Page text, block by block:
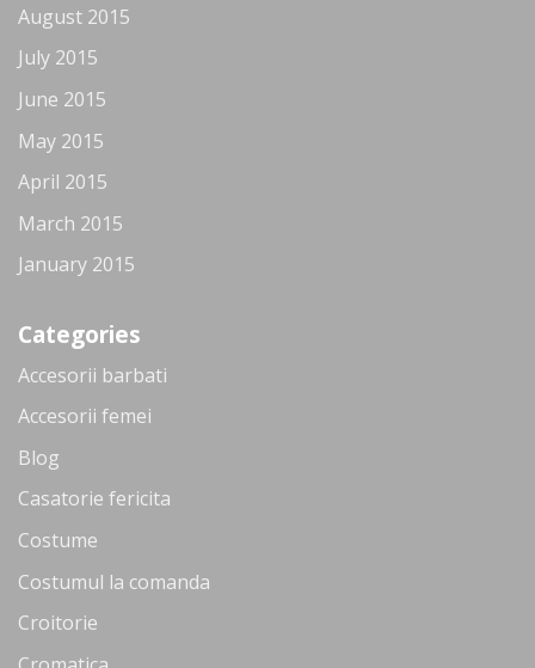
August 2015
July 2015
June 2015
May 2015
April 2015
March 2015
January 2015
Categories
Accesorii barbati
Accesorii femei
Blog
Casatorie fericita
Costume
Costumul la comanda
Croitorie